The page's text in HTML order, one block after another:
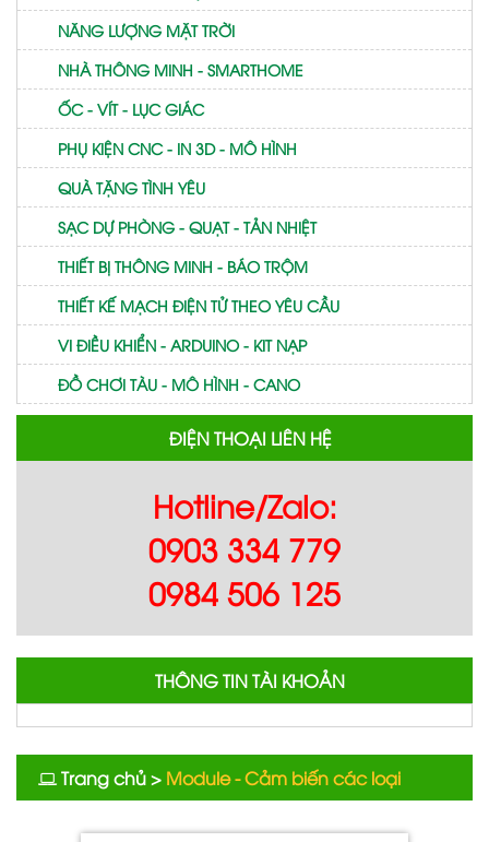
NĂNG LƯỢNG MẶT TRỜI
NHÀ THÔNG MINH - SMARTHOME
ỐC - VÍT - LỤC GIÁC
PHỤ KIỆN CNC - IN 3D - MÔ HÌNH
QUÀ TẶNG TÌNH YÊU
SẠC DỰ PHÒNG - QUẠT - TẢN NHIỆT
THIẾT BỊ THÔNG MINH - BÁO TRỘM
THIẾT KẾ MẠCH ĐIỆN TỬ THEO YÊU CẦU
VI ĐIỀU KHIỂN - ARDUINO - KIT NẠP
ĐỒ CHƠI TÀU - MÔ HÌNH - CANO
ĐIỆN THOẠI LIÊN HỆ
Hotline/Zalo:
0903 334 779
0984 506 125
THÔNG TIN TÀI KHOẢN
Trang chủ> Module - Cảm biến các loại